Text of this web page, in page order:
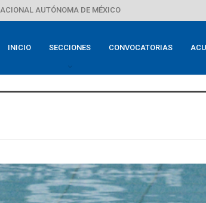
AUTÓNOMA DE MÉXICO
INICIO SECCIONES CONVOCATORIAS